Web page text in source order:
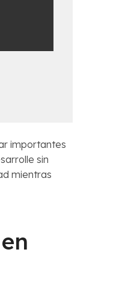
importantes
sin
mientras